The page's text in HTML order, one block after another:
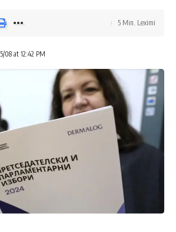
08 at 12:42 PM
5 Min. Leximi